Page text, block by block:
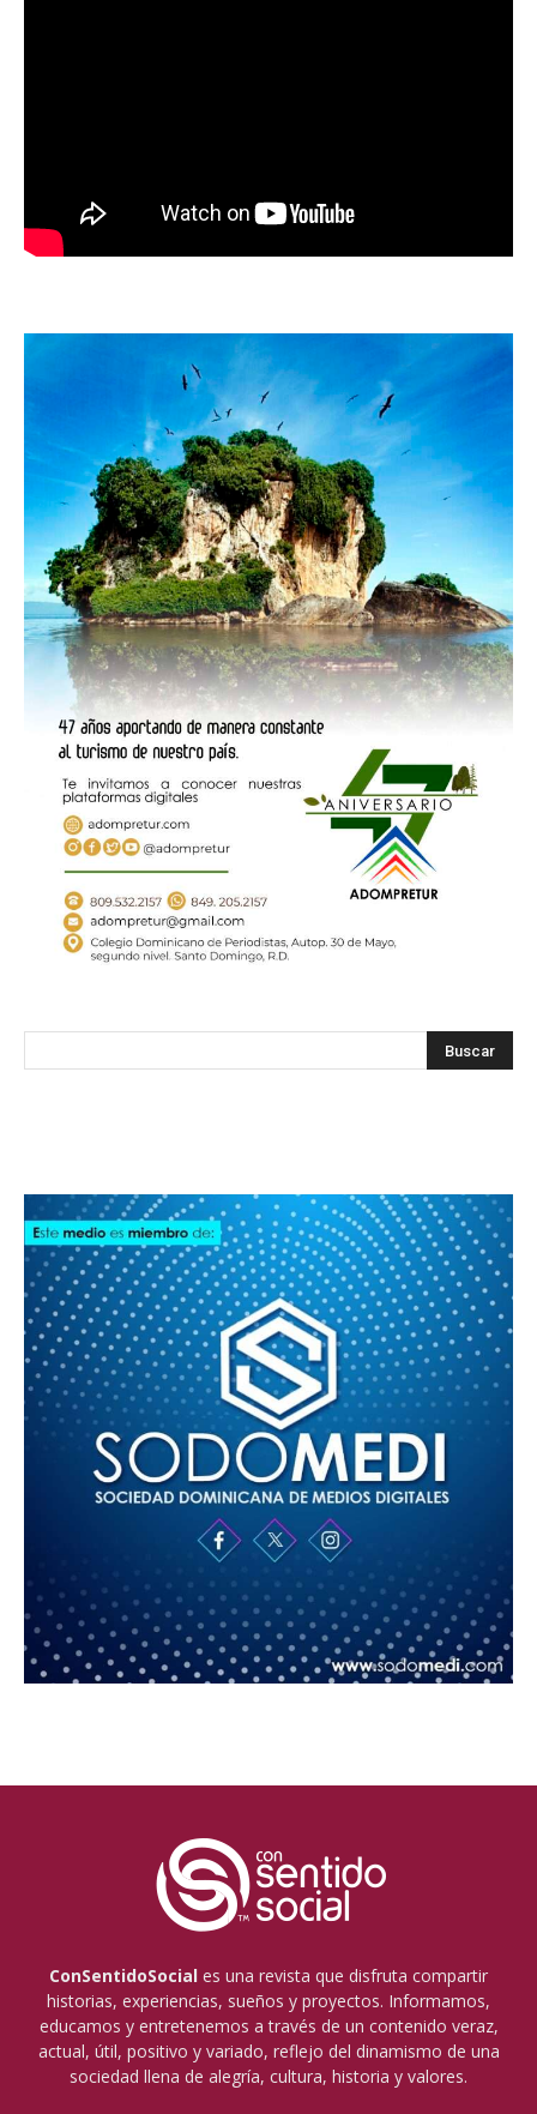
ConSentidoSocial es una revista que disfruta compartir
historias, experiencias, sueños y proyectos. Informamos,
educamos y entretenemos a través de un contenido veraz,
actual, útil, positivo y variado, reflejo del dinamismo de una
sociedad llena de alegría, cultura, historia y valores.